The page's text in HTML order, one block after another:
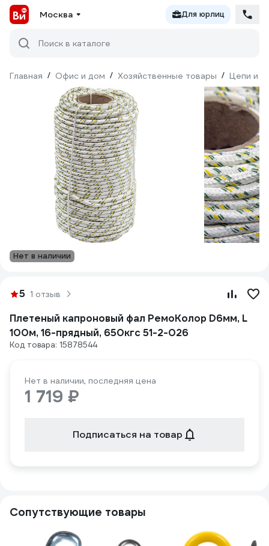
Москва Для юрлиц
Поиск в каталоге
Главная / Офис и дом / Хозяйственные товары / Цепи и
Нет в наличии
5 1 отзыв
Плетеный капроновый фал РемоКолор D6мм, L
100м, 16-прядный, 650кгс 51-2-026
Код товара: 15878544
Нет в наличии, последняя цена
1 719 ₽
Подписаться на товар
Сопутствующие товары